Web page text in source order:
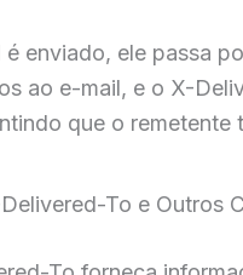
é enviado, ele passa
ao e-mail, e o X-
que o
To e Outros